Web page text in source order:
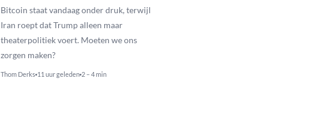
Bitcoin staat vandaag onder druk, terwijl
Iran roept dat Trump alleen maar
theaterpolitiek voert. Moeten we ons
zorgen maken?
Thom Derks 11 uur geleden 2 – 4 min